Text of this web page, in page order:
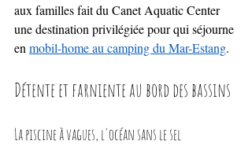
aux familles fait du Canet Aquatic Center
une destination privilégiée pour qui séjourne
en mobil-home au camping du Mar-Estang.
Détente et farniente au bord des bassins
La piscine à vagues, l'océan sans le sel